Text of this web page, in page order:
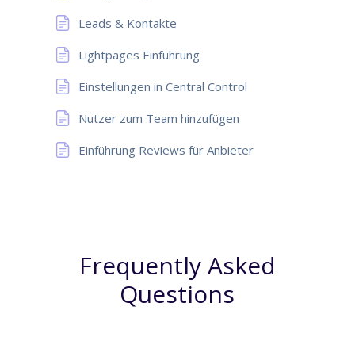
Leads & Kontakte
Lightpages Einführung
Einstellungen in Central Control
Nutzer zum Team hinzufügen
Einführung Reviews für Anbieter
Frequently Asked
Questions